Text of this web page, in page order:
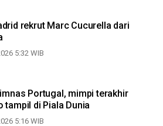
Marc Cucurella dari
5:32 WIB
Portugal, mimpi terakhir
Ronaldo tampil di Piala Dunia
5:16 WIB